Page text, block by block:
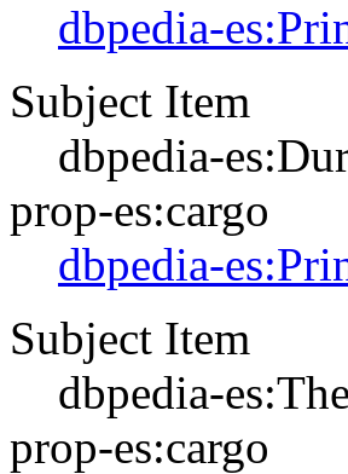
dbpedia-
Subject Item
dbpedia-
prop-es:cargo
dbpedia-
Subject Item
dbpedia-
prop-es:cargo